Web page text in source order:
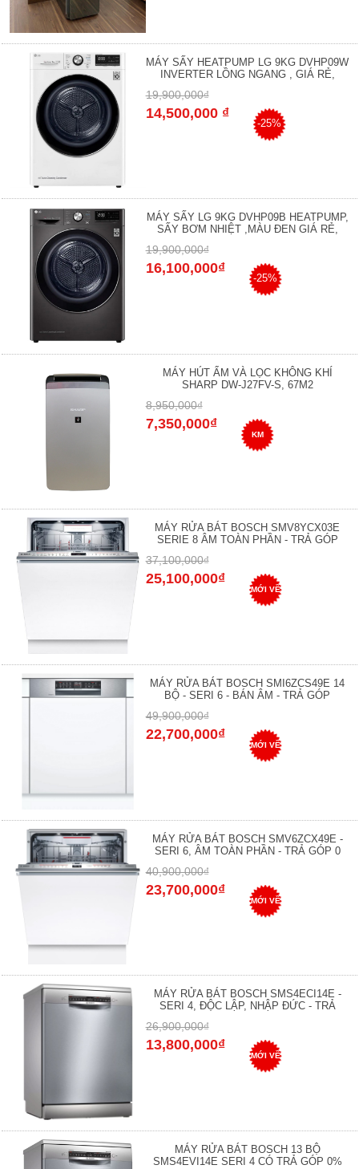
MÁY SẤY HEATPUMP LG 9KG DVHP09W
INVERTER LỒNG NGANG , GIÁ RẺ,
19,900,000₫
14,500,000 ₫
-25%
MÁY SẤY LG 9KG DVHP09B HEATPUMP,
SẤY BƠM NHIỆT ,MÀU ĐEN GIÁ RẺ,
19,900,000₫
16,100,000₫
-25%
MÁY HÚT ẨM VÀ LỌC KHÔNG KHÍ
SHARP DW-J27FV-S, 67M2
8,950,000₫
7,350,000₫
KM
MÁY RỬA BÁT BOSCH SMV8YCX03E
SERIE 8 ÂM TOÀN PHẦN - TRẢ GÓP
37,100,000₫
25,100,000₫
MỚI VỀ
MÁY RỬA BÁT BOSCH SMI6ZCS49E 14
BỘ - SERI 6 - BÁN ÂM - TRẢ GÓP
49,900,000₫
22,700,000₫
MỚI VỀ
MÁY RỬA BÁT BOSCH SMV6ZCX49E -
SERI 6, ÂM TOÀN PHẦN - TRẢ GÓP 0
40,900,000₫
23,700,000₫
MỚI VỀ
MÁY RỬA BÁT BOSCH SMS4ECI14E -
SERI 4, ĐỘC LẬP, NHẬP ĐỨC - TRẢ
26,900,000₫
13,800,000₫
MỚI VỀ
MÁY RỬA BÁT BOSCH 13 BỘ
SMS4EVI14E SERI 4 CÓ TRẢ GÓP 0%